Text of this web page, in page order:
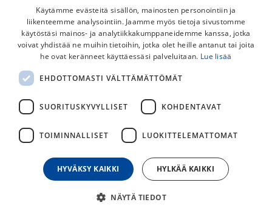
Shimano 105 R7000 SS 11v
Takavaihtaja
Shimano 105 RD-R7000 SS takavaihtaja lyhyellä häkillä. 11-
vaihteinen.
69,00€
päivän alin hinta
Käytämme evästeitä sisällön, mainosten personointiin ja
liikenteemme analysointiin. Jaamme myös tietoja sivustomme
käytöstäsi mainos- ja analytiikkakumppaneidemme kanssa, jotka
voivat yhdistää ne muihin tietoihin, jotka olet heille antanut tai joita
he ovat keränneet käyttäessäsi palveluitaan. Lue lisää
EHDOTTOMASTI VÄLTTÄMÄTTÖMÄT
SUORITUSKYVYLLISET KOHDENTAVAT
TOIMINNALLISET LUOKITTELEMATTOMAT
HYVÄKSY KAIKKI HYLKÄÄ KAIKKI
NÄYTÄ TIEDOT